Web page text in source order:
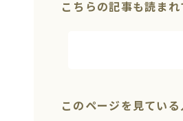
こちらの記事も読まれ
このページを見てい